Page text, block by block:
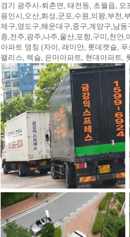
경기 광주시-퇴촌면, 태전동, 초월읍, 오
용인시,오산,화성,군포,수원,의왕,부천,
제구,영도구,해운대구,중구,계양구,남
종,전주,광주,나주,울산,포항,구미,천안,
아파트 명칭 (자이, 래미안, 롯데캣슬,
팰리스, 렉슬, 은마아파트, 현대아파트,